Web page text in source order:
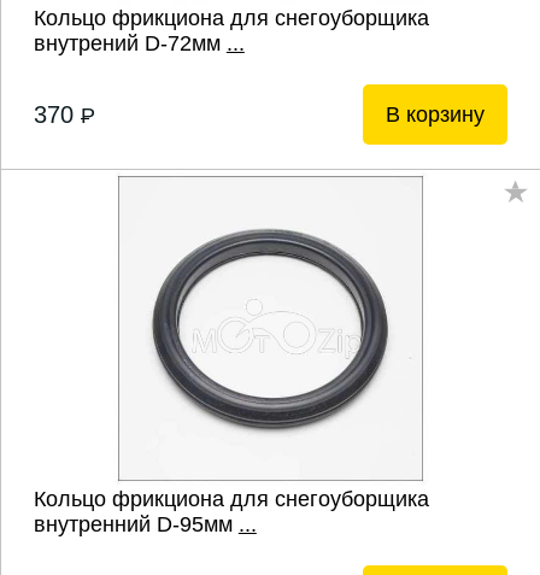
Кольцо фрикциона для снегоуборщика
внутрений D-72мм ...
370 P В корзину
Кольцо фрикциона для снегоуборщика
внутренний D-95мм ...